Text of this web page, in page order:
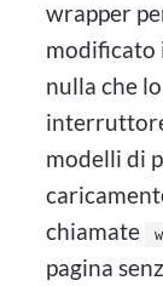
wrapper
modificato
nulla che
modelli di
chiamate
pagina